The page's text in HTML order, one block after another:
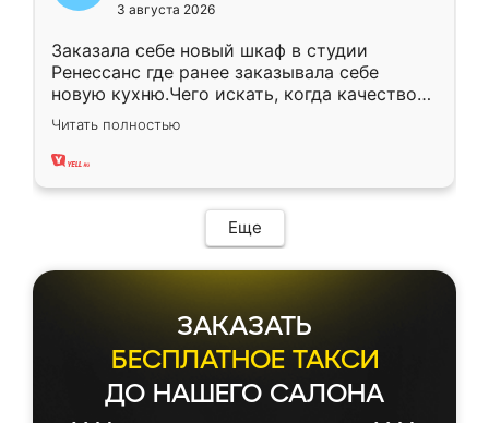
3 августа 2026
Заказала себе новый шкаф в студии
Ренессанс где ранее заказывала себе
новую кухню.Чего искать, когда качеством
вполне довольна. Служит кухня уже почти
два года, нареканий нет.
Читать полностью
Еще
ЗАКАЗАТЬ
БЕСПЛАТНОЕ ТАКСИ
ДО НАШЕГО САЛОНА